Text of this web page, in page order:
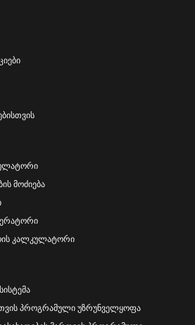
მოძიება
კალკულატორი
პროგრამული უზრუნველყოფა